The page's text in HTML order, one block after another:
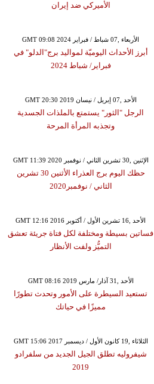
الأميركي ضد إيران
GMT 09:08 2024 الأربعاء ,07 شباط / فبراير
أبرز الأحداث اليوميّة لمواليد برج"الدلو" في
فبراير/ شباط 2024
GMT 20:30 2019 الأحد ,07 إبريل / نيسان
الرجل "الثور" يستمتع بالملذات الجسدية
وتجذبه المرأة المرحة
GMT 11:39 2020 الإثنين ,30 تشرين الثاني / نوفمبر
حظك اليوم برج العذراء الأثنين 30 تشرين
الثاني / نوفمبر2020
GMT 12:16 2016 الأحد ,16 تشرين الأول / أكتوبر
فساتين بسيطة ومختلفة لكل فتاة جريئة تعشق
التميُّز ولفت الأنظار
GMT 08:16 2019 الأحد ,31 آذار/ مارس
تستعيد السيطرة على الأمور وتحدث تطورًا
مميزًا في حياتك
GMT 15:06 2017 الثلاثاء ,19 كانون الأول / ديسمبر
شيفروليه تطلق الجيل الجديد من سلفرادو
2019